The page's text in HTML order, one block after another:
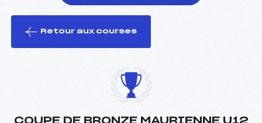
le ski
Retour aux courses